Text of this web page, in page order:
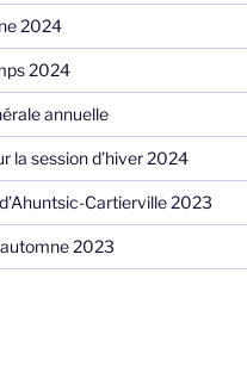
2024
2024
annuelle
la session d’hiver 2024
Cartierville 2023
2023